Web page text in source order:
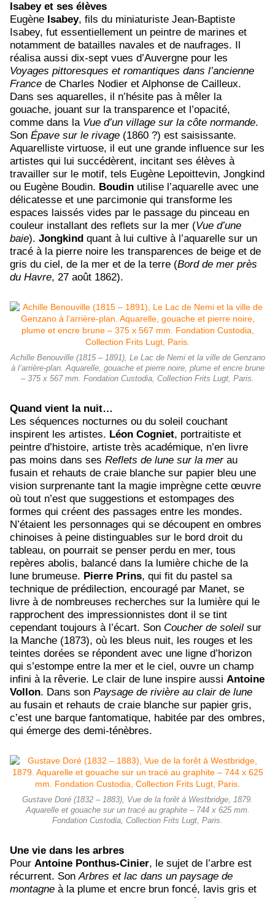
Isabey et ses élèves
Eugène Isabey, fils du miniaturiste Jean-Baptiste
Isabey, fut essentiellement un peintre de marines et
notamment de batailles navales et de naufrages. Il
réalisa aussi dix-sept vues d’Auvergne pour les
Voyages pittoresques et romantiques dans l’ancienne
France de Charles Nodier et Alphonse de Cailleux.
Dans ses aquarelles, il n’hésite pas à mêler la
gouache, jouant sur la transparence et l’opacité,
comme dans la Vue d’un village sur la côte normande.
Son Épave sur le rivage (1860 ?) est saisissante.
Aquarelliste virtuose, il eut une grande influence sur les
artistes qui lui succédèrent, incitant ses élèves à
travailler sur le motif, tels Eugène Lepoittevin, Jongkind
ou Eugène Boudin. Boudin utilise l’aquarelle avec une
délicatesse et une parcimonie qui transforme les
espaces laissés vides par le passage du pinceau en
couleur installant des reflets sur la mer (Vue d’une
baie). Jongkind quant à lui cultive à l’aquarelle sur un
tracé à la pierre noire les transparences de beige et de
gris du ciel, de la mer et de la terre (Bord de mer près
du Havre, 27 août 1862).
Achille Benouville (1815 – 1891), Le Lac de Nemi et la ville de Genzano
à l’arrière-plan. Aquarelle, gouache et pierre noire, plume et encre brune
– 375 x 567 mm. Fondation Custodia, Collection Frits Lugt, Paris.
Quand vient la nuit…
Les séquences nocturnes ou du soleil couchant
inspirent les artistes. Léon Cogniet, portraitiste et
peintre d’histoire, artiste très académique, n’en livre
pas moins dans ses Reflets de lune sur la merau
fusain et rehauts de craie blanche sur papier bleu une
vision surprenante tant la magie imprègne cette œuvre
où tout n’est que suggestions et estompages des
formes qui créent des passages entre les mondes.
N’étaient les personnages qui se découpent en ombres
chinoises à peine distinguables sur le bord droit du
tableau, on pourrait se penser perdu en mer, tous
repères abolis, balancé dans la lumière chiche de la
lune brumeuse. Pierre Prins, qui fit du pastel sa
technique de prédilection, encouragé par Manet, se
livre à de nombreuses recherches sur la lumière qui le
rapprochent des impressionnistes dont il se tint
cependant toujours à l’écart. Son Coucher de soleil sur
la Manche (1873), où les bleus nuit, les rouges et les
teintes dorées se répondent avec une ligne d’horizon
qui s’estompe entre la mer et le ciel, ouvre un champ
infini à la rêverie. Le clair de lune inspire aussi Antoine
Vollon. Dans son Paysage de rivière au clair de lune
au fusain et rehauts de craie blanche sur papier gris,
c’est une barque fantomatique, habitée par des ombres,
qui émerge des demi-ténèbres.
Gustave Doré (1832 – 1883), Vue de la forêt à Westbridge, 1879.
Aquarelle et gouache sur un tracé au graphite – 744 x 625 mm.
Fondation Custodia, Collection Frits Lugt, Paris.
Une vie dans les arbres
Pour Antoine Ponthus-Cinier, le sujet de l’arbre est
récurrent. SonArbres et lac dans un paysage de
montagne à la plume et encre brun foncé, lavis gris et